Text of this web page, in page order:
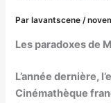
Parlavantscene /
Les paradoxes de
L’année dernière,
Cinémathèque